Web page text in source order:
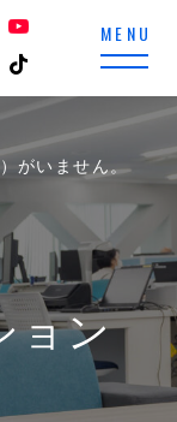
がいません。
ョン